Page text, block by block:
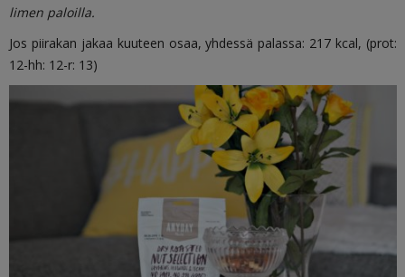
limen paloilla.
Jos piirakan jakaa kuuteen osaa, yhdessä palassa: 217 kcal, (prot:
12-hh: 12-r: 13)